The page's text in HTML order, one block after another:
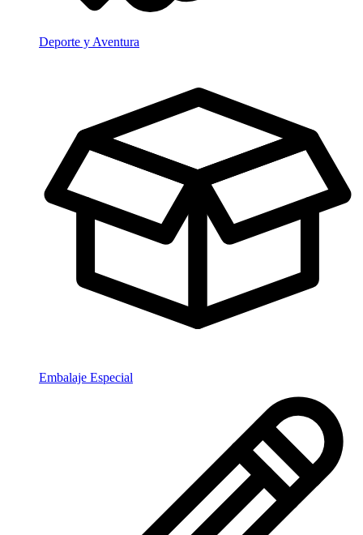
Deporte y Aventura
Embalaje Especial